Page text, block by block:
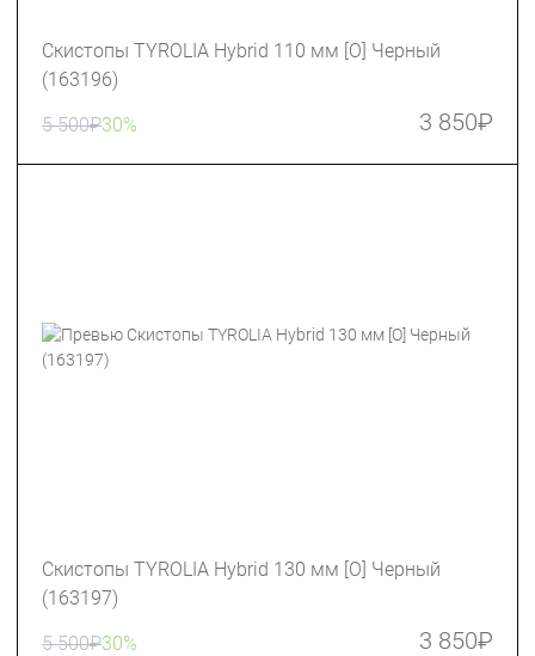
Скистопы TYROLIA Hybrid 110 мм [O] Черный
(163196)
5 500₽30% 3 850₽
Скистопы TYROLIA Hybrid 130 мм [O] Черный
(163197)
5 500₽30% 3 850₽